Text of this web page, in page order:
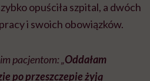
opuściła szpital, a dwóch
i swoich obowiązków.
pacjentom: „Oddałam
po przeszczepie żyją